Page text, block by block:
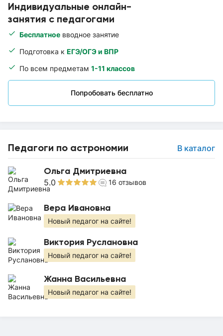
Индивидуальные онлайн-
занятия с педагогами
Бесплатное вводное занятие
Подготовка к ЕГЭ/ОГЭ и ВПР
По всем предметам 1-11 классов
Попробовать бесплатно
Педагоги по астрономии В каталог
Ольга Дмитриевна
5.0 16 отзывов
Вера Ивановна
Новый педагог на сайте!
Виктория Руслановна
Новый педагог на сайте!
Жанна Васильевна
Новый педагог на сайте!